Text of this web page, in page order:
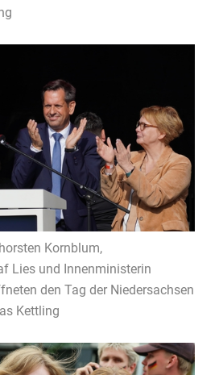
Kornblum,
Lies und Innenministerin
den Tag der Niedersachsen
Kettling